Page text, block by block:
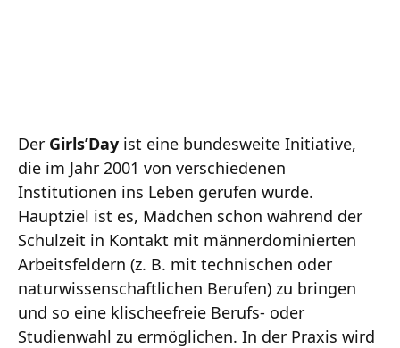
Der Girls’Day ist eine bundesweite Initiative,
die im Jahr 2001 von verschiedenen
Institutionen ins Leben gerufen wurde.
Hauptziel ist es, Mädchen schon während der
Schulzeit in Kontakt mit männerdominierten
Arbeitsfeldern (z. B. mit technischen oder
naturwissenschaftlichen Berufen) zu bringen
und so eine klischeefreie Berufs- oder
Studienwahl zu ermöglichen. In der Praxis wird